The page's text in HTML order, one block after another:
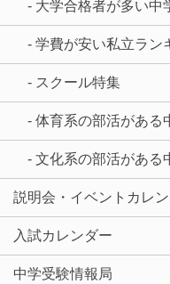
- 大学合格者が多い中
- 学費が安い私立ラン
- スクール特集
- 体育系の部活がある
- 文化系の部活がある
説明会・イベントカレ
入試カレンダー
中学受験情報局